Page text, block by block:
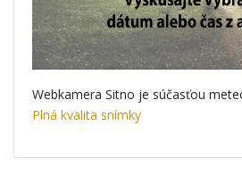
Webkamera Sitno je súčasťou
Plná kvalita snímky